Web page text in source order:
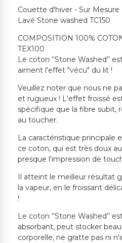
Couette d'hiver - Sur Mesure
Lavé Stone washed TC150
COMPOSITION 100%
TEX100
Le coton ’’Stone Washed’’
aiment l'effet "vécu" du lit !
Veuillez noter que nous ne
et rugueux ! L'effet froissé
spécifique que la fibre
au toucher.
La caractéristique principale
ce coton, qui est très doux
presque l'impression de
Il atteint le meilleur résultat
la vapeur, en le froissant
!
Le coton ’’Stone Washed’’
absorbant, peut stocker
corporelle, ne gratte pas ni